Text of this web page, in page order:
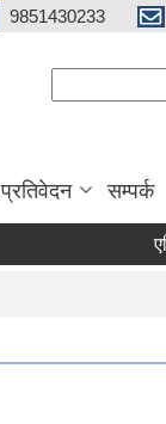
9851430233
प्रतिवेदन सम्पर्क